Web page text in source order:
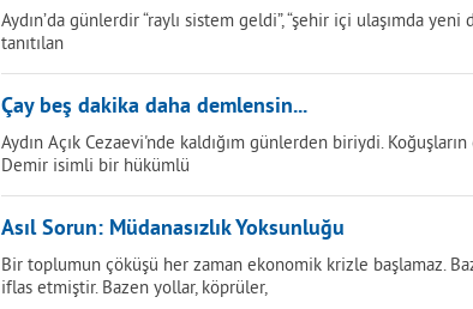
Aydın’da günlerdir “raylı sistem geldi”, “şehir içi ulaşımda
tanıtılan
Çay beş dakika daha demlensin...
Aydın Açık Cezaevi'nde kaldığım günlerden biriydi.
Demir isimli bir hükümlü
Asıl Sorun: Müdanasızlık Yoksunluğu
Bir toplumun çöküşü her zaman ekonomik krizle başlamaz.
iflas etmiştir. Bazen yollar, köprüler,